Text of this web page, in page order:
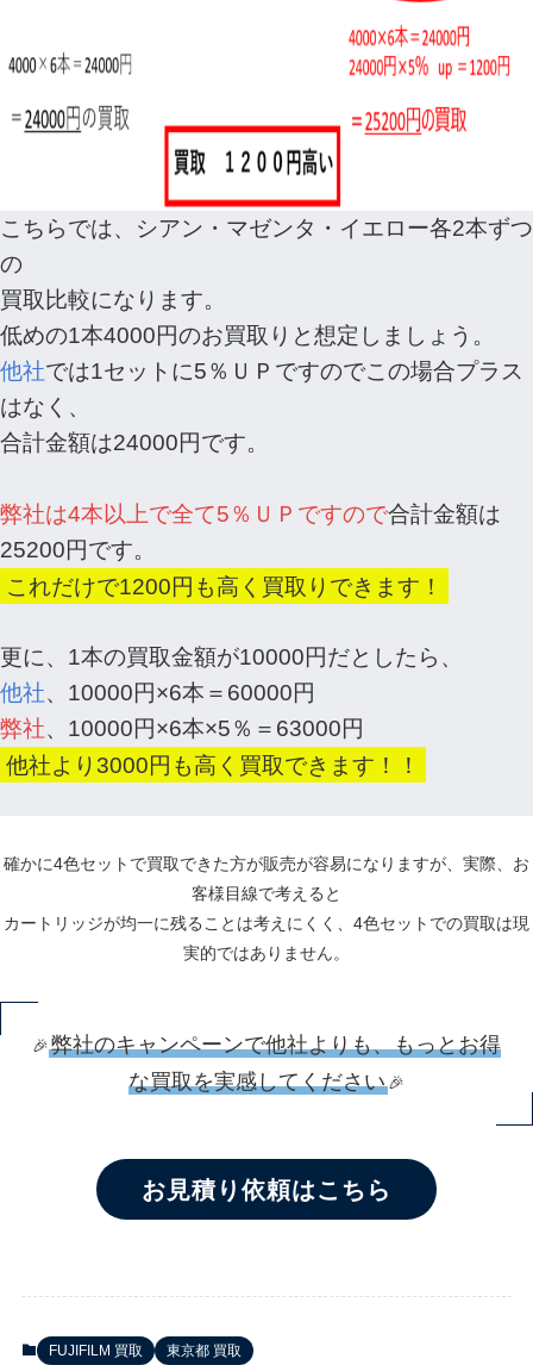
こちらでは、シアン・マゼンタ・イエロー各2本ずつ
の
買取比較になります。
低めの1本4000円のお買取りと想定しましょう。
他社では1セットに5％ＵＰですのでこの場合プラス
はなく、
合計金額は24000円です。
弊社は4本以上で全て5％ＵＰですので合計金額は
25200円です。
これだけで1200円も高く買取りできます！
更に、1本の買取金額が10000円だとしたら、
他社、10000円×6本＝60000円
弊社、10000円×6本×5％＝63000円
他社より3000円も高く買取できます！！
確かに4色セットで買取できた方が販売が容易になりますが、実際、お
客様目線で考えると
カートリッジが均一に残ることは考えにくく、4色セットでの買取は現
実的ではありません。
🎉弊社のキャンペーンで他社よりも、もっとお得
な買取を実感してください🎉
お見積り依頼はこちら
FUJIFILM 買取 東京都 買取